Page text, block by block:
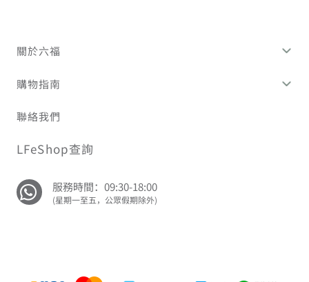
關於六福
購物指南
聯絡我們
LFeShop查詢
服務時間：09:30-18:00
(星期一至五，公眾假期除外)